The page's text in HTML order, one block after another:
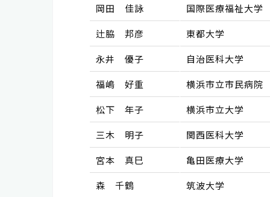
岡田 佳詠
国際医療福祉大学
辻脇 邦彦
東都大学
永井 優子
自治医科大学
福嶋 好重
横浜市立市民病院
松下 年子
横浜市立大学
三木 明子
関西医科大学
宮本 真巳
亀田医療大学
森 千鶴
筑波大学